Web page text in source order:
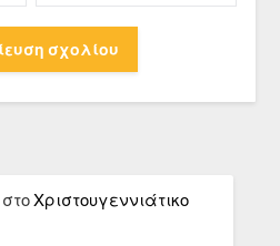
στοΧριστουγεννιάτικο